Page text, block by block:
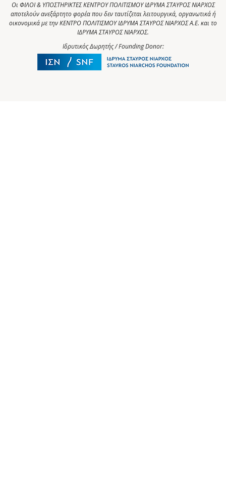
Οι ΦΙΛΟΙ & ΥΠΟΣΤΗΡΙΚΤΕΣ ΚΕΝΤΡΟΥ ΠΟΛΙΤΙΣΜΟΥ ΙΔΡΥΜΑ ΣΤΑΥΡΟΣ ΝΙΑΡΧΟΣ
αποτελούν ανεξάρτητο φορέα που δεν ταυτίζεται λειτουργικά, οργανωτικά ή
οικονομικά με την ΚΕΝΤΡΟ ΠΟΛΙΤΙΣΜΟΥ ΙΔΡΥΜΑ ΣΤΑΥΡΟΣ ΝΙΑΡΧΟΣ Α.Ε. και το
ΙΔΡΥΜΑ ΣΤΑΥΡΟΣ ΝΙΑΡΧΟΣ.
Ιδρυτικός Δωρητής / Founding Donor: